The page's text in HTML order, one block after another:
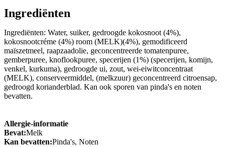
Ingrediënten
Ingrediënten: Water, suiker, gedroogde kokosnoot (4%),
kokosnootcréme (4%) room (MELK)(4%), gemodificeerd
maïszetmeel, raapzaadolie, geconcentreerde tomatenpuree,
gemberpuree, knoflookpuree, specerijen (1%) (specerijen, komijn,
venkel, kurkuma), gedroogde ui, zout, wei-eiwitconcentraat
(MELK), conserveermiddel, (melkzuur) geconcentreerd citroensap,
gedroogd korianderblad. Kan ook sporen van pinda's en noten
bevatten.
Allergie-informatie
Bevat:Melk
Kan bevatten:Pinda's, Noten